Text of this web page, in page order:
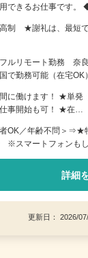
できるお仕事です
制 ★謝礼は、最短で
ルリモート勤務 奈
で勤務可能（在宅OK）
に働けます！ ★単発
事開始も可！ ★在…
者OK／年齢不問＞⇒★
スマートフォンもし
詳細
更新日： 2026/